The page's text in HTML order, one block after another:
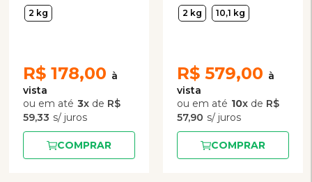
Diabetic para Cães
Adultos Obesos ou
2 kg
R$ 178,00
3x de R$
59,33
COMPRAR
de Raças Pequenas
2 kg 10,1 kg
R$ 579,00
10x de R$
57,90
COMPRAR